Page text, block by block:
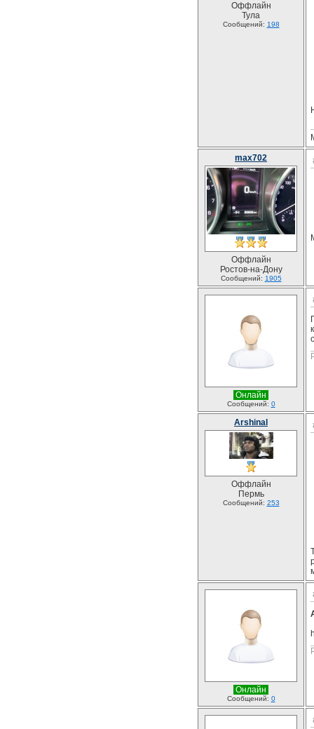
Оффлайн
Тула
Сообщений: 198
max702
Оффлайн
Ростов-на-Дону
Сообщений: 1905
Онлайн
Сообщений: 0
Arshinal
Оффлайн
Пермь
Сообщений: 253
Онлайн
Сообщений: 0